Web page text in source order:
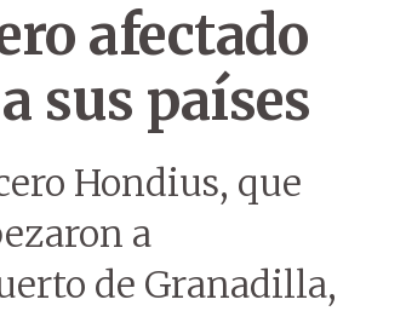
afectado
sus países
Hondius, que
a
de Granadilla,